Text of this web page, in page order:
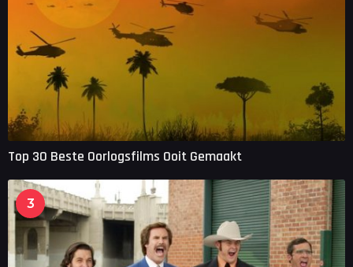
Top 30 Beste Oorlogsfilms Ooit Gemaakt
3